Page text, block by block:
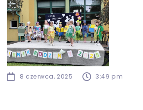
8 czerwca, 2025 3:49 pm